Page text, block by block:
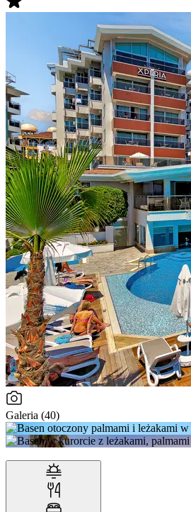
Galeria (40)